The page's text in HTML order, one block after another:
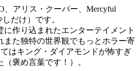
アリス・クーパー、Mercyful
だけ）です。
に作り込まれたエンターテイメント
また独特の世界観でもっとホラー寄
てはキング・ダイアモンドが怖すぎ
褒め言葉です！）。